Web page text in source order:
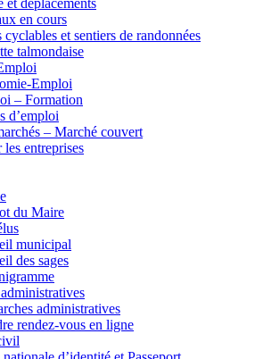
et déplacements
en cours
cyclables et sentiers de randonnées
talmondaise
Emploi
– Formation
d’emploi
– Marché couvert
les entreprises
du Maire
municipal
des sages
administratives
rendez-vous en ligne